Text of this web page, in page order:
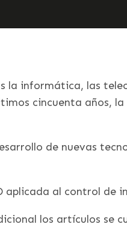
informática, las
cincuenta años,
de nuevas
aplicada al control de
los artículos se